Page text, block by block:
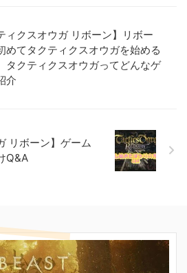
ィクスオウガ リボーン】リボー
めてタクティクスオウガを始める
クティクスオウガってどんなゲ
介
リボーン】ゲーム
Q&A